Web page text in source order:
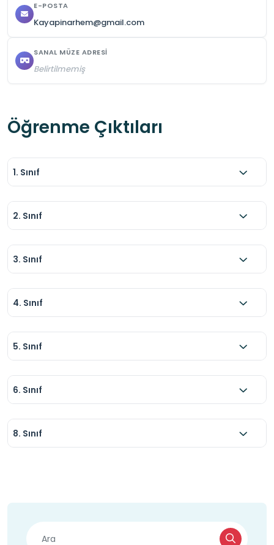
E-POSTA
Kayapinarhem@gmail.com
SANAL MÜZE ADRESI
Belirtilmemiş
Öğrenme Çıktıları
1. Sınıf
2. Sınıf
3. Sınıf
4. Sınıf
5. Sınıf
6. Sınıf
8. Sınıf